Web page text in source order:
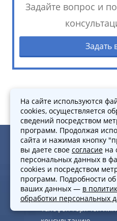
Задайте вопрос и
Задать
Контакты
+7 (495) 118-31-
+7 (963)
Телефон горячей
На сайте используются
cookies, осуществляется
сведений посредством
программ. Продолжая
сайта и нажимая кнопку
вы даете свое согласие на
персональных данных в
cookies и посредством
программ. Подробности об
ваших данных — в
обработки персональных